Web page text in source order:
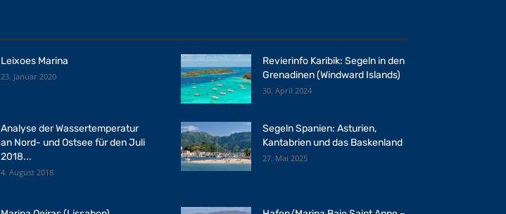
Leixoes Marina
23. Januar 2020
Revierinfo Karibik: Segeln in den
Grenadinen (Windward Islands)
30. April 2024
Analyse der Wassertemperatur
an Nord- und Ostsee für den Juli
2018...
4. August 2018
Segeln Spanien: Asturien,
Kantabrien und das Baskenland
27. Mai 2025